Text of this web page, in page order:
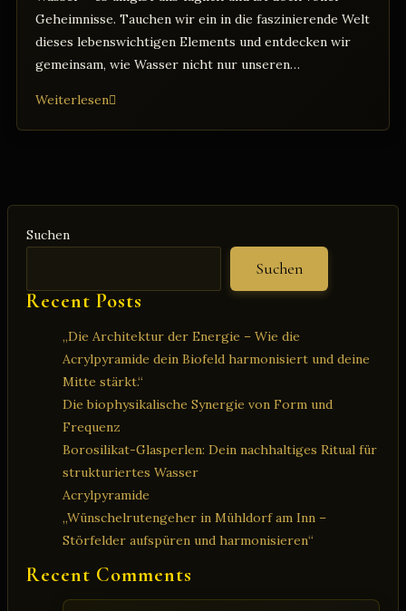
Geheimnisse. Tauchen wir ein in die faszinierende Welt
dieses lebenswichtigen Elements und entdecken wir
gemeinsam, wie Wasser nicht nur unseren…
WeiterlesenDie
Suchen
Suchen
Recent Posts
„Die Architektur der Energie – Wie die
Acrylpyramide dein Biofeld harmonisiert und deine
Mitte stärkt.“
Die biophysikalische Synergie von Form und
Frequenz
Borosilikat-Glasperlen: Dein nachhaltiges Ritual für
strukturiertes Wasser
Acrylpyramide
„Wünschelrutengeher in Mühldorf am Inn –
Störfelder aufspüren und harmonisieren“
Recent Comments